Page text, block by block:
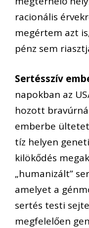
racionális
megértem azt
pénz sem
Sertésszív
napokban az
hozott
emberbe
tíz helyen
kilökődés
„humanizált”
amelyet a
sertés testi
megfelelően